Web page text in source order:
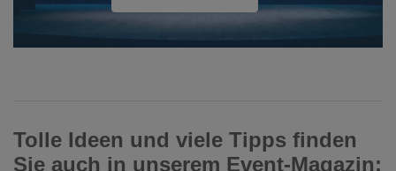
Tolle Ideen und viele Tipps finden
Sie auch in unserem Event-Magazin: